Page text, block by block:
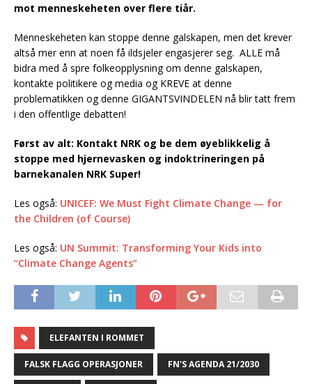
mot menneskeheten over flere tiår.
Menneskeheten kan stoppe denne galskapen, men det krever
altså mer enn at noen få ildsjeler engasjerer seg. ALLE må
bidra med å spre folkeopplysning om denne galskapen,
kontakte politikere og media og KREVE at denne
problematikken og denne GIGANTSVINDELEN nå blir tatt frem
i den offentlige debatten!
Først av alt: Kontakt NRK og be dem øyeblikkelig å
stoppe med hjernevasken og indoktrineringen på
barnekanalen NRK Super!
Les også: UNICEF: We Must Fight Climate Change — for
the Children (of Course)
Les også: UN Summit: Transforming Your Kids into
“Climate Change Agents”
ELEFANTEN I ROMMET
FALSK FLAGG OPERASJONER FN'S AGENDA 21/2030